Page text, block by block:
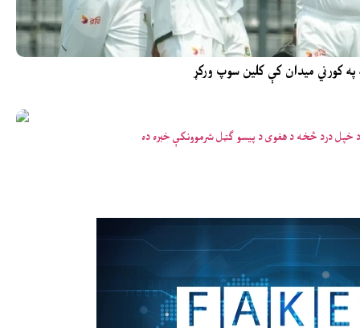
کورني میدان کې کلین سوپ ورکړ